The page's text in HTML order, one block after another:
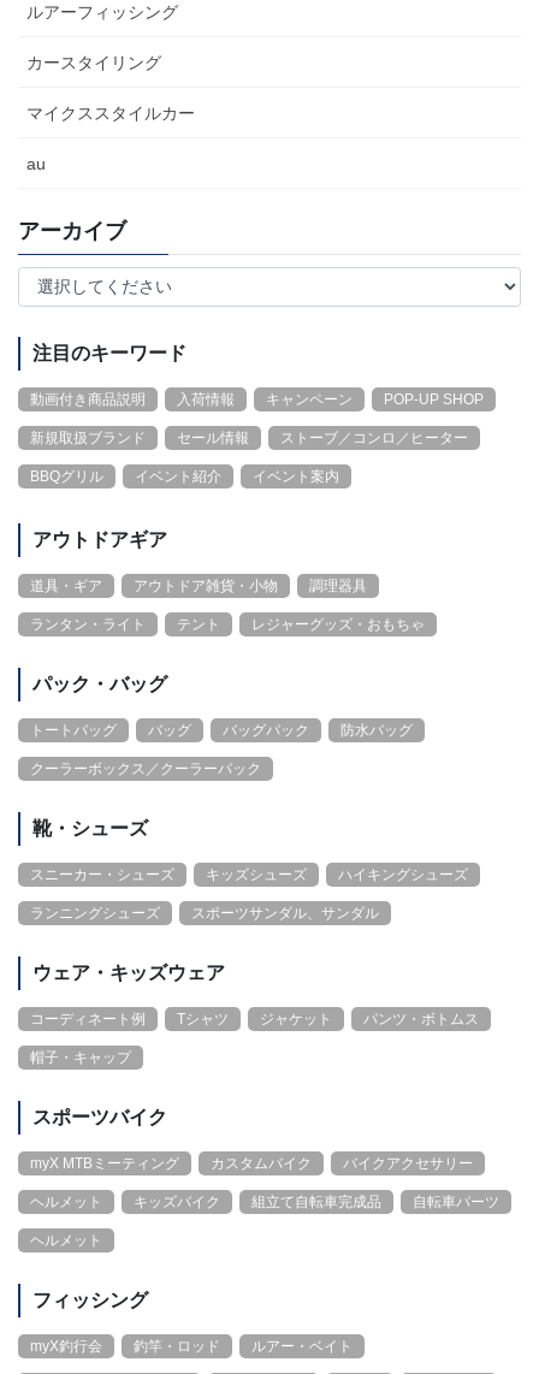
ルアーフィッシング
カースタイリング
マイクススタイルカー
au
アーカイブ
注目のキーワード
動画付き商品説明 入荷情報 キャンペーン POP-UP SHOP
新規取扱ブランド セール情報 ストーブ／コンロ／ヒーター
BBQグリル イベント紹介 イベント案内
アウトドアギア
道具・ギア アウトドア雑貨・小物 調理器具
ランタン・ライト テント レジャーグッズ・おもちゃ
パック・バッグ
トートバッグ バッグ バッグパック 防水バッグ
クーラーボックス／クーラーバック
靴・シューズ
スニーカー・シューズ キッズシューズ ハイキングシューズ
ランニングシューズ スポーツサンダル、サンダル
ウェア・キッズウェア
コーディネート例 Tシャツ ジャケット パンツ・ボトムス
帽子・キャップ
スポーツバイク
myX MTBミーティング カスタムバイク バイクアクセサリー
ヘルメット キッズバイク 組立て自転車完成品 自転車パーツ
ヘルメット
フィッシング
myX釣行会 釣竿・ロッド ルアー・ベイト